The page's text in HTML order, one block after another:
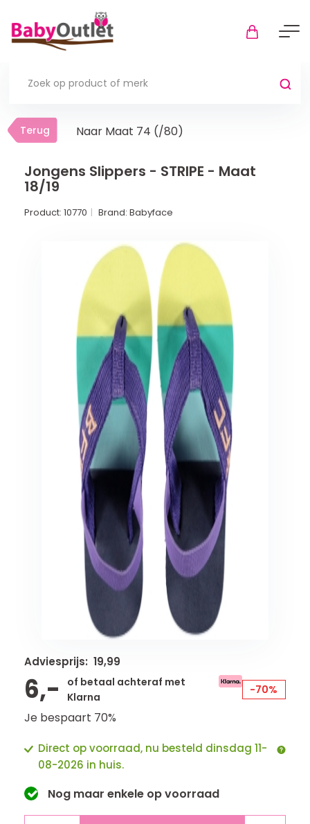
Terug
Thuis
Boxmatrassen en hoeslakens
Veiligheid in en om huis
Veiligheid buiten de deur
Kinderstoelen
Kindermeubels
Schommelstoelen en wipstoeltjes
Terug Naar Maat 74 (/80)
Jongens Slippers - STRIPE - Maat
18/19
Product: 10770 Brand: Babyface
Adviesprijs: 19,99
6,-
of betaal achteraf met
Klarna
-70%
Je bespaart 70%
Direct op voorraad, nu besteld dinsdag 11-
08-2026 in huis.
Nog maar enkele op voorraad